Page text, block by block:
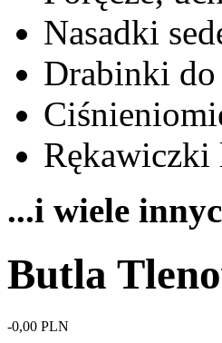
Nasadki
Drabinki do
Rękawiczki
...i wiele
Butla
-0,00 PLN